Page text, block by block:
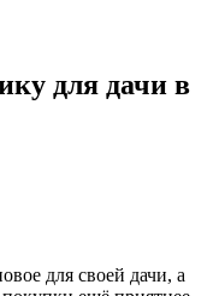
для дачи в
для своей дачи, а